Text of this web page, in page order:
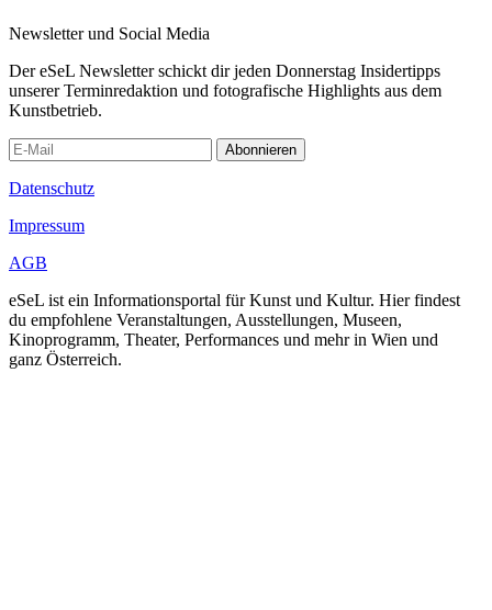
Newsletter und Social Media
Der eSeL Newsletter schickt dir jeden Donnerstag Insidertipps
unserer Terminredaktion und fotografische Highlights aus dem
Kunstbetrieb.
Abonnieren
Datenschutz
Impressum
AGB
eSeL ist ein Informationsportal für Kunst und Kultur. Hier findest
du empfohlene Veranstaltungen, Ausstellungen, Museen,
Kinoprogramm, Theater, Performances und mehr in Wien und
ganz Österreich.